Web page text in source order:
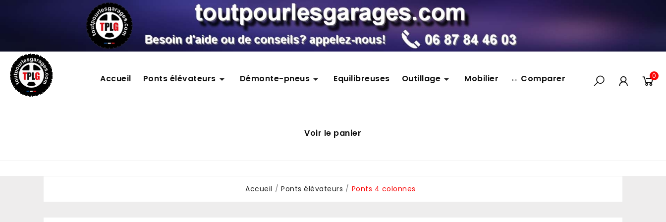
Accueil Ponts élévateurs  Démonte-pneus  Equilibreuses Outillage  Mobilier ↔ Comparer
Voir le panier
0
Accueil Ponts élévateurs Ponts 4 colonnes